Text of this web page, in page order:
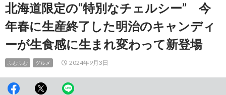
動北海道限定の“特別なチェルシー” 今
年春に生産終了した明治のキャンディ
ーが生食感に生まれ変わって新登場
ふむふむ グルメ 2024年9月3日